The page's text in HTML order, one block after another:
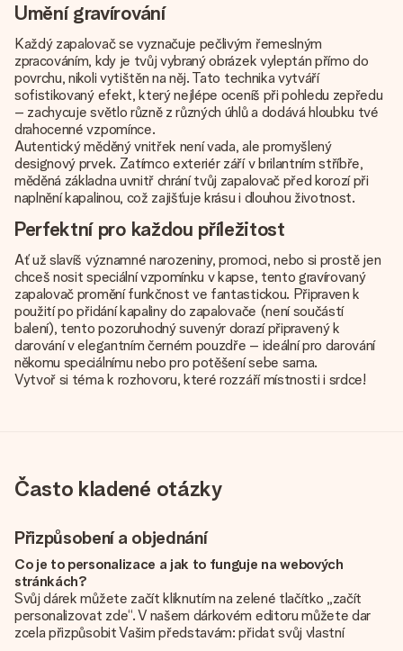
Umění gravírování
Každý zapalovač se vyznačuje pečlivým řemeslným
zpracováním, kdy je tvůj vybraný obrázek vyleptán přímo do
povrchu, nikoli vytištěn na něj. Tato technika vytváří
sofistikovaný efekt, který nejlépe oceníš při pohledu zepředu
– zachycuje světlo různě z různých úhlů a dodává hloubku tvé
drahocenné vzpomínce.
Autentický měděný vnitřek není vada, ale promyšlený
designový prvek. Zatímco exteriér září v brilantním stříbře,
měděná základna uvnitř chrání tvůj zapalovač před korozí při
naplnění kapalinou, což zajišťuje krásu i dlouhou životnost.
Perfektní pro každou příležitost
Ať už slavíš významné narozeniny, promoci, nebo si prostě jen
chceš nosit speciální vzpomínku v kapse, tento gravírovaný
zapalovač promění funkčnost ve fantastickou. Připraven k
použití po přidání kapaliny do zapalovače (není součástí
balení), tento pozoruhodný suvenýr dorazí připravený k
darování v elegantním černém pouzdře – ideální pro darování
někomu speciálnímu nebo pro potěšení sebe sama.
Vytvoř si téma k rozhovoru, které rozzáří místnosti i srdce!
Často kladené otázky
Přizpůsobení a objednání
Co je to personalizace a jak to funguje na webových
stránkách?
Svůj dárek můžete začít kliknutím na zelené tlačítko „začít
personalizovat zde“. V našem dárkovém editoru můžete dar
zcela přizpůsobit Vašim představám: přidat svůj vlastní